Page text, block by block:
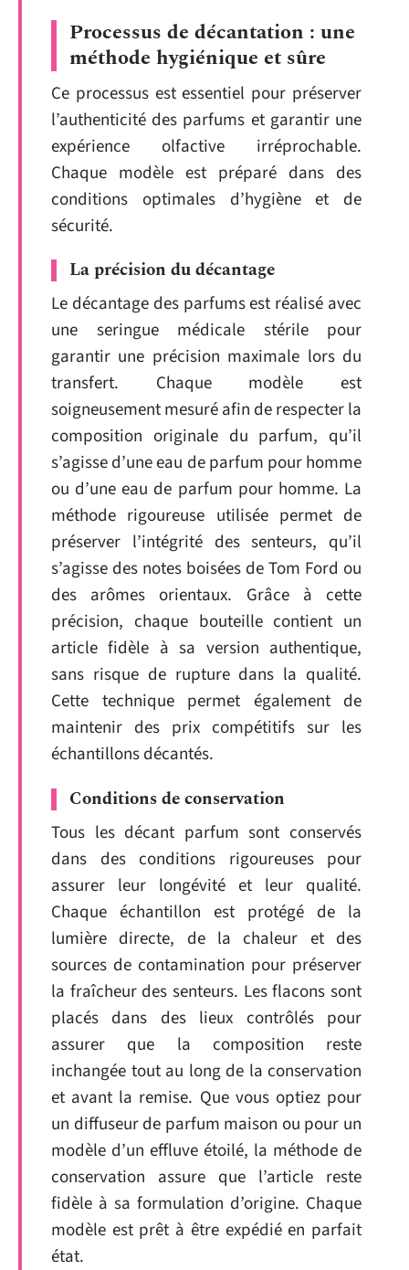
Processus de décantation : une
méthode hygiénique et sûre
Ce processus est essentiel pour préserver
l’authenticité des parfums et garantir une
expérience olfactive irréprochable.
Chaque modèle est préparé dans des
conditions optimales d’hygiène et de
sécurité.
La précision du décantage
Le décantage des parfums est réalisé avec
une seringue médicale stérile pour
garantir une précision maximale lors du
transfert. Chaque modèle est
soigneusement mesuré afin de respecter la
composition originale du parfum, qu’il
s’agisse d’une eau de parfum pour homme
ou d’une eau de parfum pour homme. La
méthode rigoureuse utilisée permet de
préserver l’intégrité des senteurs, qu’il
s’agisse des notes boisées de Tom Ford ou
des arômes orientaux. Grâce à cette
précision, chaque bouteille contient un
article fidèle à sa version authentique,
sans risque de rupture dans la qualité.
Cette technique permet également de
maintenir des prix compétitifs sur les
échantillons décantés.
Conditions de conservation
Tous les décant parfum sont conservés
dans des conditions rigoureuses pour
assurer leur longévité et leur qualité.
Chaque échantillon est protégé de la
lumière directe, de la chaleur et des
sources de contamination pour préserver
la fraîcheur des senteurs. Les flacons sont
placés dans des lieux contrôlés pour
assurer que la composition reste
inchangée tout au long de la conservation
et avant la remise. Que vous optiez pour
un diffuseur de parfum maison ou pour un
modèle d’un effluve étoilé, la méthode de
conservation assure que l’article reste
fidèle à sa formulation d’origine. Chaque
modèle est prêt à être expédié en parfait
état.